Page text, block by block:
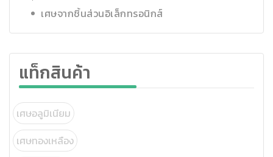
เศษจากชิ้นส่วนอิเล็กทรอนิกส์
แท็กสินค้า
เศษอลูมิเนียม
เศษทองเหลือง